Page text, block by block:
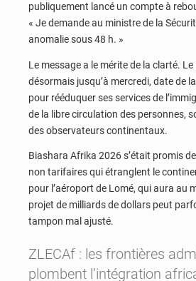
publiquement lancé un compte à
« Je demande au ministre de la
anomalie sous 48 h. »
Le message a le mérite de la clarté.
désormais jusqu’à mercredi, date de
pour rééduquer ses services de
de la libre circulation des personnes,
des observateurs continentaux.
Biashara Afrika 2026 s’était promis
non tarifaires qui étranglent le
pour l’aéroport de Lomé, qui aura au
projet de milliards de dollars peut
tampon mal ajusté.
ZLECAf : les frontières
plombent l’intégration